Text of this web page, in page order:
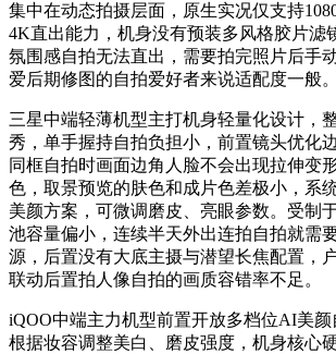
集中在动态拍摄层面，原生实况仅支持
4K直出能力，机身没有预装多风格胶片滤
氛围感自拍无法直出，需要拍完照片后手
爱后期修图的自拍爱好者来说适配度一般。
三星中端轻薄机型主打机身轻量化设计，
秀，单手握持自拍负担小，前置镜头优化
同框自拍时画面边角人脸不会出现拉伸变
色，取景预览的肤色和成片色差极小，系
美颜方案，可微调磨皮、亮眼参数。受制
池容量偏小，连续半天外出连拍自拍就需
源，后置没有大底主摄与潜望长焦配置，
联动后置拍人像自拍的画质容错率不足。
iQOO中端主力机型前置开放多档位AI美颜
根据妆容调整美白、磨皮强度，机身核心